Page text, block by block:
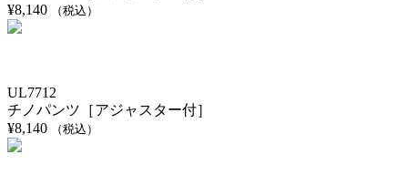
¥8,140 （税込）
UL7712
チノパンツ［アジャスター付］
¥8,140 （税込）